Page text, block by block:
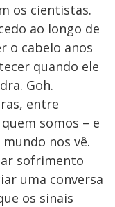
os cientistas.
ao longo de
o cabelo anos
quando ele
Goh.
entre
somos – e
nos vê.
sofrimento
uma conversa
os sinais